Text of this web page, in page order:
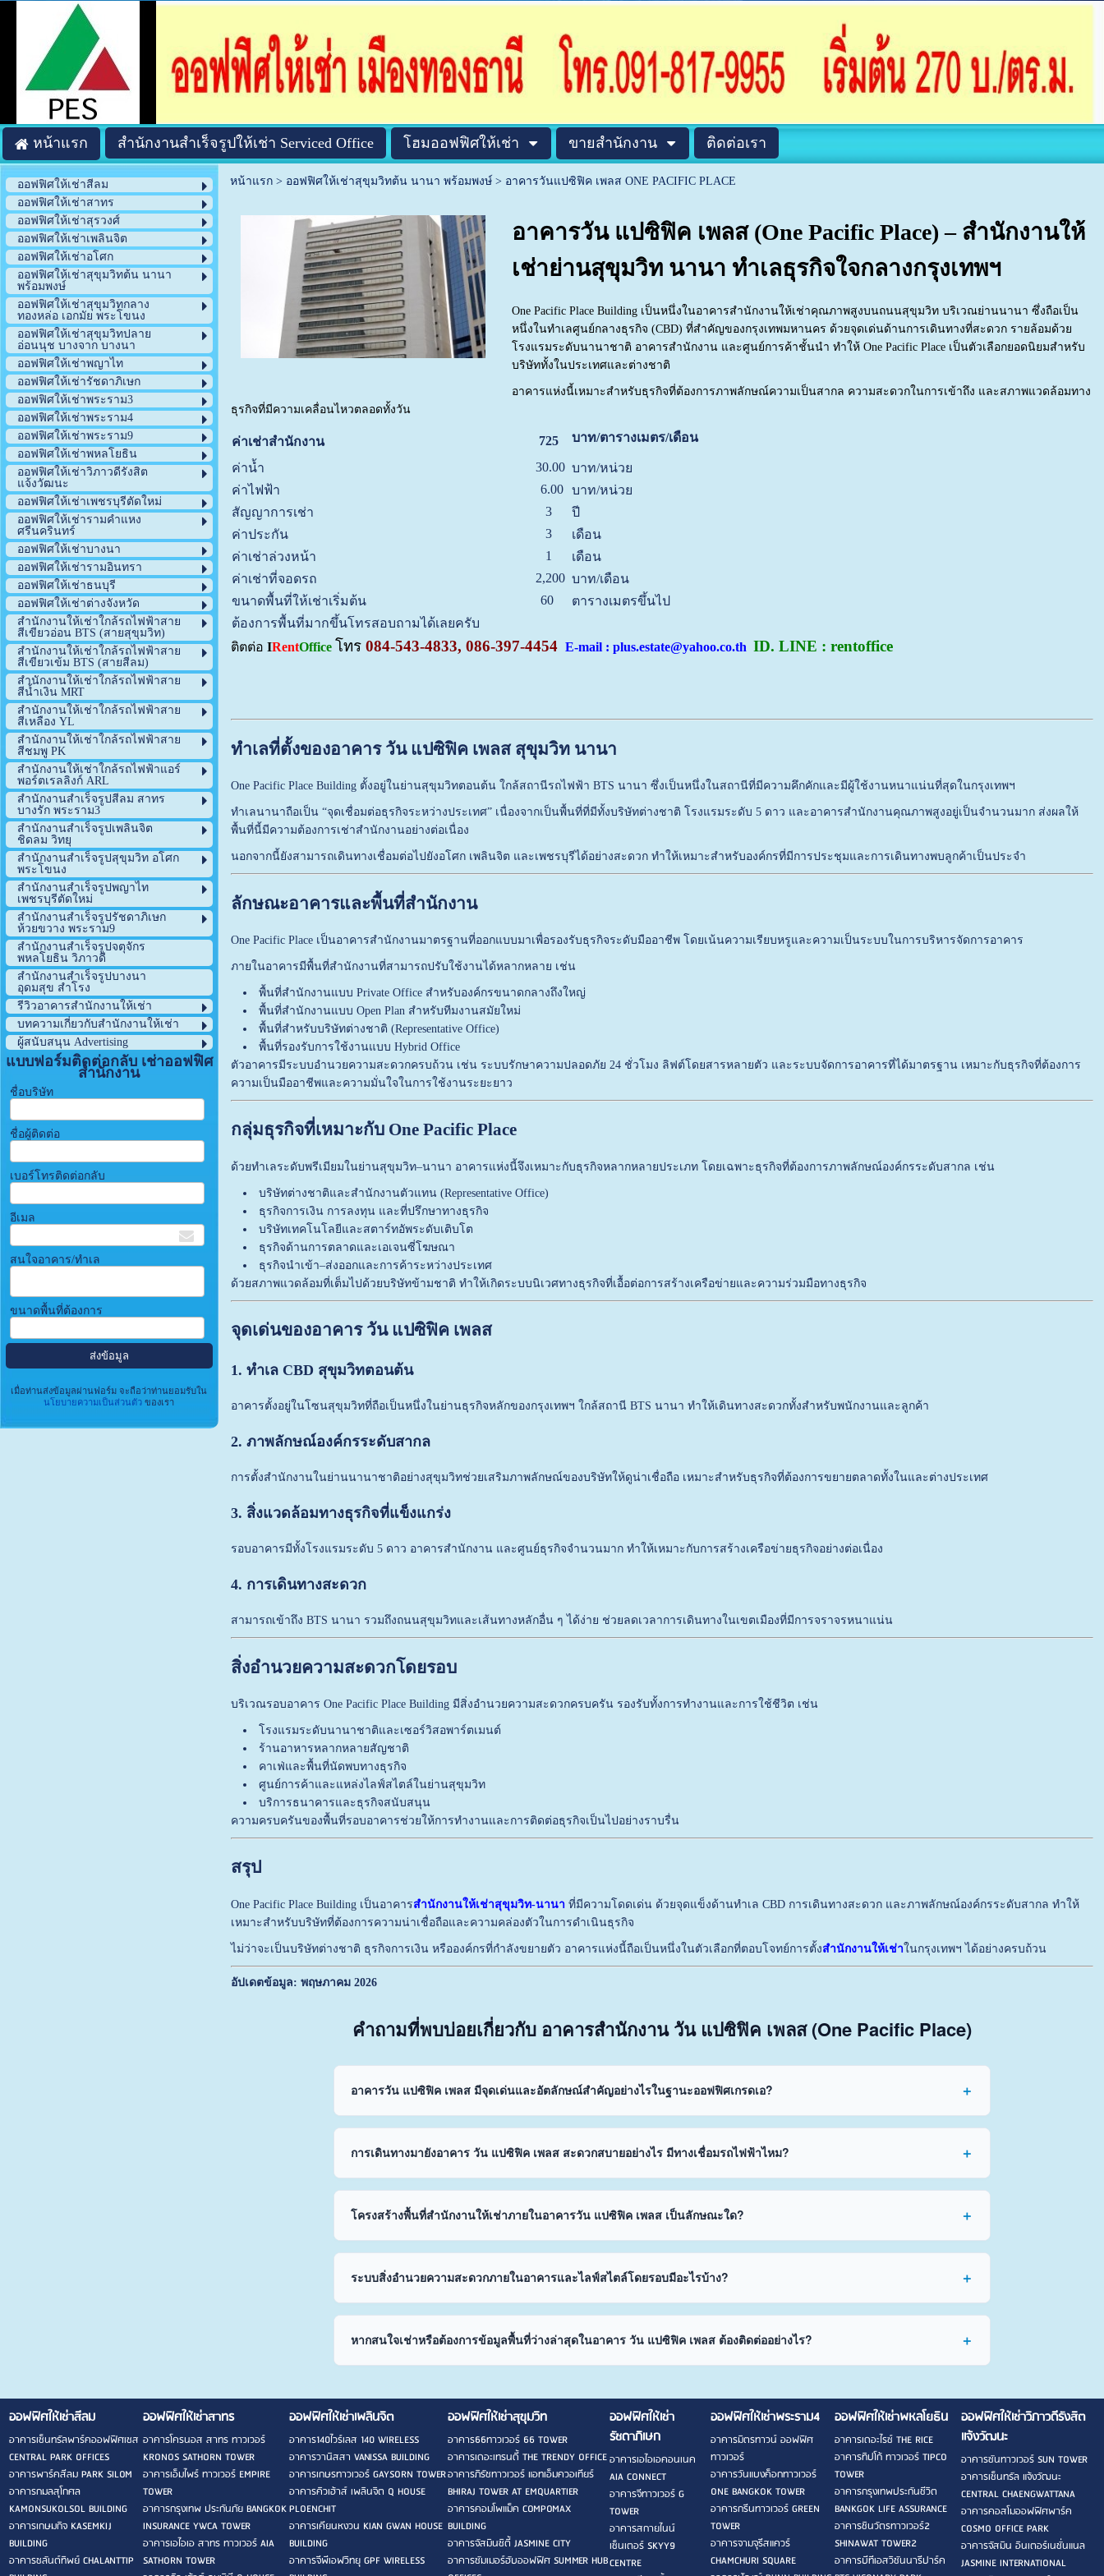
หน้าแรก สำนักงานสำเร็จรูปให้เช่า Serviced Office โฮมออฟฟิศให้เช่า ขายสำนักงาน ติดต่อเรา
ออฟฟิศให้เช่าสีลม
ออฟฟิศให้เช่าสาทร
ออฟฟิศให้เช่าสุรวงศ์
ออฟฟิศให้เช่าเพลินจิต
ออฟฟิศให้เช่าอโศก
ออฟฟิศให้เช่าสุขุมวิทต้น นานา
พร้อมพงษ์
ออฟฟิศให้เช่าสุขุมวิทกลาง
ทองหล่อ เอกมัย พระโขนง
ออฟฟิศให้เช่าสุขุมวิทปลาย
อ่อนนุช บางจาก บางนา
ออฟฟิศให้เช่าพญาไท
ออฟฟิศให้เช่ารัชดาภิเษก
ออฟฟิศให้เช่าพระราม3
ออฟฟิศให้เช่าพระราม4
ออฟฟิศให้เช่าพระราม9
ออฟฟิศให้เช่าพหลโยธิน
ออฟฟิศให้เช่าวิภาวดีรังสิต
แจ้งวัฒนะ
ออฟฟิศให้เช่าเพชรบุรีตัดใหม่
ออฟฟิศให้เช่ารามคำแหง
ศรีนครินทร์
ออฟฟิศให้เช่าบางนา
ออฟฟิศให้เช่ารามอินทรา
ออฟฟิศให้เช่าธนบุรี
ออฟฟิศให้เช่าต่างจังหวัด
สำนักงานให้เช่าใกล้รถไฟฟ้าสาย
สีเขียวอ่อน BTS (สายสุขุมวิท)
สำนักงานให้เช่าใกล้รถไฟฟ้าสาย
สีเขียวเข้ม BTS (สายสีลม)
สำนักงานให้เช่าใกล้รถไฟฟ้าสาย
สีน้ำเงิน MRT
สำนักงานให้เช่าใกล้รถไฟฟ้าสาย
สีเหลือง YL
สำนักงานให้เช่าใกล้รถไฟฟ้าสาย
สีชมพู PK
สำนักงานให้เช่าใกล้รถไฟฟ้าแอร์
พอร์ตเรลลิงก์ ARL
สำนักงานสำเร็จรูปสีลม สาทร
บางรัก พระราม3
สำนักงานสำเร็จรูปเพลินจิต
ชิดลม วิทยุ
สำนักงานสำเร็จรูปสุขุมวิท อโศก
พระโขนง
สำนักงานสำเร็จรูปพญาไท
เพชรบุรีตัดใหม่
สำนักงานสำเร็จรูปรัชดาภิเษก
ห้วยขวาง พระราม9
สำนักงานสำเร็จรูปจตุจักร
พหลโยธิน วิภาวดี
สำนักงานสำเร็จรูปบางนา
อุดมสุข สำโรง
รีวิวอาคารสำนักงานให้เช่า
บทความเกี่ยวกับสำนักงานให้เช่า
ผู้สนับสนุน Advertising
แบบฟอร์มติดต่อกลับ เช่าออฟฟิศ
สำนักงาน
ชื่อบริษัท
ชื่อผู้ติดต่อ
เบอร์โทรติดต่อกลับ
อีเมล
สนใจอาคาร/ทำเล
ขนาดพื้นที่ต้องการ
เมื่อท่านส่งข้อมูลผ่านฟอร์ม จะถือว่าท่านยอมรับใน
นโยบายความเป็นส่วนตัวของเรา
หน้าแรก> ออฟฟิศให้เช่าสุขุมวิทต้น นานา พร้อมพงษ์> อาคารวันแปซิฟิค เพลส ONE PACIFIC PLACE
อาคารวัน แปซิฟิค เพลส (One Pacific Place) – สำนักงานให้
เช่าย่านสุขุมวิท นานา ทำเลธุรกิจใจกลางกรุงเทพฯ
One Pacific Place Buildingเป็นหนึ่งในอาคารสำนักงานให้เช่าคุณภาพสูงบนถนนสุขุมวิท บริเวณย่านนานา ซึ่งถือเป็น
หนึ่งในทำเลศูนย์กลางธุรกิจ (CBD) ที่สำคัญของกรุงเทพมหานคร ด้วยจุดเด่นด้านการเดินทางที่สะดวก รายล้อมด้วย
โรงแรมระดับนานาชาติ อาคารสำนักงาน และศูนย์การค้าชั้นนำ ทำให้ One Pacific Place เป็นตัวเลือกยอดนิยมสำหรับ
บริษัททั้งในประเทศและต่างชาติ
อาคารแห่งนี้เหมาะสำหรับธุรกิจที่ต้องการภาพลักษณ์ความเป็นสากล ความสะดวกในการเข้าถึง และสภาพแวดล้อมทาง
ธุรกิจที่มีความเคลื่อนไหวตลอดทั้งวัน
ค่าเช่าสำนักงาน 725 บาท/ตารางเมตร/เดือน
ค่าน้ำ 30.00 บาท/หน่วย
ค่าไฟฟ้า
6.00 บาท/หน่วย
สัญญาการเช่า
3
ปี
ค่าประกัน
3
เดือน
ค่าเช่าล่วงหน้า
1
เดือน
ค่าเช่าที่จอดรถ
2,200 บาท/เดือน
ขนาดพื้นที่ให้เช่าเริ่มต้น
60
ตารางเมตรขึ้นไป
ต้องการพื้นที่มากขึ้นโทรสอบถามได้เลยครับ
ติตต่อ IRentOffice โทร084-543-4833, 086-397-4454 E-mail : plus.estate@yahoo.co.th ID. LINE : rentoffice
ทำเลที่ตั้งของอาคาร วัน แปซิฟิค เพลส สุขุมวิท นานา
One Pacific Place Buildingตั้งอยู่ในย่านสุขุมวิทตอนต้น ใกล้สถานีรถไฟฟ้า BTS นานา ซึ่งเป็นหนึ่งในสถานีที่มีความคึกคักและมีผู้ใช้งานหนาแน่นที่สุดในกรุงเทพฯ
ทำเลนานาถือเป็น “จุดเชื่อมต่อธุรกิจระหว่างประเทศ” เนื่องจากเป็นพื้นที่ที่มีทั้งบริษัทต่างชาติ โรงแรมระดับ 5 ดาว และอาคารสำนักงานคุณภาพสูงอยู่เป็นจำนวนมาก ส่งผลให้
พื้นที่นี้มีความต้องการเช่าสำนักงานอย่างต่อเนื่อง
นอกจากนี้ยังสามารถเดินทางเชื่อมต่อไปยังอโศก เพลินจิต และเพชรบุรีได้อย่างสะดวก ทำให้เหมาะสำหรับองค์กรที่มีการประชุมและการเดินทางพบลูกค้าเป็นประจำ
ลักษณะอาคารและพื้นที่สำนักงาน
One Pacific Place เป็นอาคารสำนักงานมาตรฐานที่ออกแบบมาเพื่อรองรับธุรกิจระดับมืออาชีพ โดยเน้นความเรียบหรูและความเป็นระบบในการบริหารจัดการอาคาร
ภายในอาคารมีพื้นที่สำนักงานที่สามารถปรับใช้งานได้หลากหลาย เช่น
พื้นที่สำนักงานแบบ Private Office สำหรับองค์กรขนาดกลางถึงใหญ่
พื้นที่สำนักงานแบบ Open Plan สำหรับทีมงานสมัยใหม่
พื้นที่สำหรับบริษัทต่างชาติ (Representative Office)
พื้นที่รองรับการใช้งานแบบ Hybrid Office
ตัวอาคารมีระบบอำนวยความสะดวกครบถ้วน เช่น ระบบรักษาความปลอดภัย 24 ชั่วโมง ลิฟต์โดยสารหลายตัว และระบบจัดการอาคารที่ได้มาตรฐาน เหมาะกับธุรกิจที่ต้องการ
ความเป็นมืออาชีพและความมั่นใจในการใช้งานระยะยาว
กลุ่มธุรกิจที่เหมาะกับ One Pacific Place
ด้วยทำเลระดับพรีเมียมในย่านสุขุมวิท–นานา อาคารแห่งนี้จึงเหมาะกับธุรกิจหลากหลายประเภท โดยเฉพาะธุรกิจที่ต้องการภาพลักษณ์องค์กรระดับสากล เช่น
บริษัทต่างชาติและสำนักงานตัวแทน (Representative Office)
ธุรกิจการเงิน การลงทุน และที่ปรึกษาทางธุรกิจ
บริษัทเทคโนโลยีและสตาร์ทอัพระดับเติบโต
ธุรกิจด้านการตลาดและเอเจนซี่โฆษณา
ธุรกิจนำเข้า–ส่งออกและการค้าระหว่างประเทศ
ด้วยสภาพแวดล้อมที่เต็มไปด้วยบริษัทข้ามชาติ ทำให้เกิดระบบนิเวศทางธุรกิจที่เอื้อต่อการสร้างเครือข่ายและความร่วมมือทางธุรกิจ
จุดเด่นของอาคาร วัน แปซิฟิค เพลส
1. ทำเล CBD สุขุมวิทตอนต้น
อาคารตั้งอยู่ในโซนสุขุมวิทที่ถือเป็นหนึ่งในย่านธุรกิจหลักของกรุงเทพฯ ใกล้สถานี BTS นานา ทำให้เดินทางสะดวกทั้งสำหรับพนักงานและลูกค้า
2. ภาพลักษณ์องค์กรระดับสากล
การตั้งสำนักงานในย่านนานาชาติอย่างสุขุมวิทช่วยเสริมภาพลักษณ์ของบริษัทให้ดูน่าเชื่อถือ เหมาะสำหรับธุรกิจที่ต้องการขยายตลาดทั้งในและต่างประเทศ
3. สิ่งแวดล้อมทางธุรกิจที่แข็งแกร่ง
รอบอาคารมีทั้งโรงแรมระดับ 5 ดาว อาคารสำนักงาน และศูนย์ธุรกิจจำนวนมาก ทำให้เหมาะกับการสร้างเครือข่ายธุรกิจอย่างต่อเนื่อง
4. การเดินทางสะดวก
สามารถเข้าถึง BTS นานา รวมถึงถนนสุขุมวิทและเส้นทางหลักอื่น ๆ ได้ง่าย ช่วยลดเวลาการเดินทางในเขตเมืองที่มีการจราจรหนาแน่น
สิ่งอำนวยความสะดวกโดยรอบ
บริเวณรอบอาคาร One Pacific Place Buildingมีสิ่งอำนวยความสะดวกครบครัน รองรับทั้งการทำงานและการใช้ชีวิต เช่น
โรงแรมระดับนานาชาติและเซอร์วิสอพาร์ตเมนต์
ร้านอาหารหลากหลายสัญชาติ
คาเฟ่และพื้นที่นัดพบทางธุรกิจ
ศูนย์การค้าและแหล่งไลฟ์สไตล์ในย่านสุขุมวิท
บริการธนาคารและธุรกิจสนับสนุน
ความครบครันของพื้นที่รอบอาคารช่วยให้การทำงานและการติดต่อธุรกิจเป็นไปอย่างราบรื่น
สรุป
One Pacific Place Buildingเป็นอาคารสำนักงานให้เช่าสุขุมวิท-นานา ที่มีความโดดเด่น ด้วยจุดแข็งด้านทำเล CBD การเดินทางสะดวก และภาพลักษณ์องค์กรระดับสากล ทำให้
เหมาะสำหรับบริษัทที่ต้องการความน่าเชื่อถือและความคล่องตัวในการดำเนินธุรกิจ
ไม่ว่าจะเป็นบริษัทต่างชาติ ธุรกิจการเงิน หรือองค์กรที่กำลังขยายตัว อาคารแห่งนี้ถือเป็นหนึ่งในตัวเลือกที่ตอบโจทย์การตั้งสำนักงานให้เช่าในกรุงเทพฯ ได้อย่างครบถ้วน
อัปเดตข้อมูล: พฤษภาคม 2026
คำถามที่พบบ่อยเกี่ยวกับ อาคารสำนักงาน วัน แปซิฟิค เพลส (One Pacific Place)
อาคารวัน แปซิฟิค เพลส มีจุดเด่นและอัตลักษณ์สำคัญอย่างไรในฐานะออฟฟิศเกรดเอ?
การเดินทางมายังอาคาร วัน แปซิฟิค เพลส สะดวกสบายอย่างไร มีทางเชื่อมรถไฟฟ้าไหม?
โครงสร้างพื้นที่สำนักงานให้เช่าภายในอาคารวัน แปซิฟิค เพลส เป็นลักษณะใด?
ระบบสิ่งอำนวยความสะดวกภายในอาคารและไลฟ์สไตล์โดยรอบมีอะไรบ้าง?
หากสนใจเช่าหรือต้องการข้อมูลพื้นที่ว่างล่าสุดในอาคาร วัน แปซิฟิค เพลส ต้องติดต่ออย่างไร?
ออฟฟิศให้เช่าสีลม
อาคารเซ็นทรัลพาร์คออฟฟิศเซส
CENTRAL PARK OFFICES
อาคารพาร์คสีลม PARK SILOM
อาคารกมลสุโกศล
KAMONSUKOLSOL BUILDING
อาคารเกษมกิจ KASEMKIJ
BUILDING
อาคารชลันต์ทิพย์ CHALANTTIP
ออฟฟิศให้เช่าสาทร
อาคารโครนอส สาทร ทาวเวอร์
KRONOS SATHORN TOWER
อาคารเอ็มไพร์ ทาวเวอร์ EMPIRE
TOWER
อาคารกรุงเทพ ประกันภัย BANGKOK
INSURANCE YWCA TOWER
อาคารเอไอเอ สาทร ทาวเวอร์ AIA
SATHORN TOWER
ออฟฟิศให้เช่าเพลินจิต
อาคาร140ไวร์เลส 140 WIRELESS
อาคารวานิสสา VANISSA BUILDING
อาคารเกษรทาวเวอร์ GAYSORN TOWER
อาคารคิวเฮ้าส์ เพลินจิต Q HOUSE
PLOENCHIT
อาคารเคียนหงวน KIAN GWAN HOUSE
BUILDING
อาคารจีพีเอฟวิทยุ GPF WIRELESS
ออฟฟิศให้เช่าสุขุมวิท
อาคาร66ทาวเวอร์ 66 TOWER
อาคารเดอะเทรนดี้ THE TRENDY OFFICE
อาคารภิรัชทาวเวอร์ แอทเอ็มควอเทียร์
BHIRAJ TOWER AT EMQUARTIER
อาคารคอมโพแม็ค COMPOMAX
BUILDING
อาคารจัสมินซิตี้ JASMINE CITY
อาคารซัมเมอร์ฮับออฟฟิศ SUMMER HUB
ออฟฟิศให้เช่า
รัชดาภิเษก
อาคารเอไอเอคอนเนค
AIA CONNECT
อาคารจีทาวเวอร์ G
TOWER
อาคารสกายไนน์
เซ็นเตอร์ SKYY9
CENTRE
ออฟฟิศให้เช่าพระราม4
อาคารมิตรทาวน์ ออฟฟิศ
ทาวเวอร์
อาคารวันแบงค็อกทาวเวอร์
ONE BANGKOK TOWER
อาคารกรีนทาวเวอร์ GREEN
TOWER
อาคารจามจุรีสแควร์
CHAMCHURI SQUARE
ออฟฟิศให้เช่าพหลโยธิน
อาคารเดอะไรซ์ THE RICE
อาคารทิปโก้ ทาวเวอร์ TIPCO
TOWER
อาคารกรุงเทพประกันชีวิต
BANKGOK LIFE ASSURANCE
อาคารชินวัตรทาวเวอร์2
SHINAWAT TOWER2
อาคารบีทีเอสวิชันนารีปาร์ค
ออฟฟิศให้เช่าวิภาวดีรังสิต
แจ้งวัฒนะ
อาคารซันทาวเวอร์ SUN TOWER
อาคารเซ็นทรัล แจ้งวัฒนะ
CENTRAL CHAENGWATTANA
อาคารคอสโมออฟฟิศพาร์ค
COSMO OFFICE PARK
อาคารจัสมิน อินเตอร์เนชั่นแนล
JASMINE INTERNATIONAL